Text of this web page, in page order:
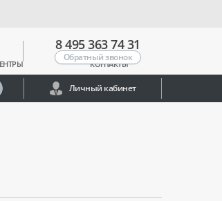
КОНТАКТЫ
8 495 363 74 31
Обратный звонок
Личный кабинет